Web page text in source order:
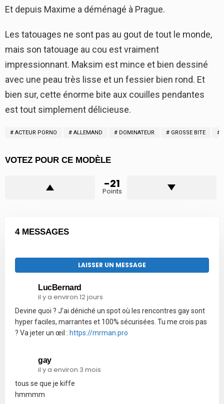
Et depuis Maxime a déménagé à Prague.
Les tatouages ne sont pas au gout de tout le monde,
mais son tatouage au cou est vraiment
impressionnant. Maksim est mince et bien dessiné
avec une peau très lisse et un fessier bien rond. Et
bien sur, cette énorme bite aux couilles pendantes
est tout simplement délicieuse.
ACTEUR PORNO ALLEMAND DOMINATEUR GROSSE BITE
VOTEZ POUR CE MODÈLE
-21
Points
4 MESSAGES
LAISSER UN MESSAGE
LucBernard
il y a environ 12 jours
Devine quoi ? J’ai déniché un spot où les rencontres gay sont
hyper faciles, marrantes et 100% sécurisées. Tu me crois pas
? Va jeter un œil : https://mrman.pro
gay
il y a environ 3 mois
tous se que je kiffe
hmmmm